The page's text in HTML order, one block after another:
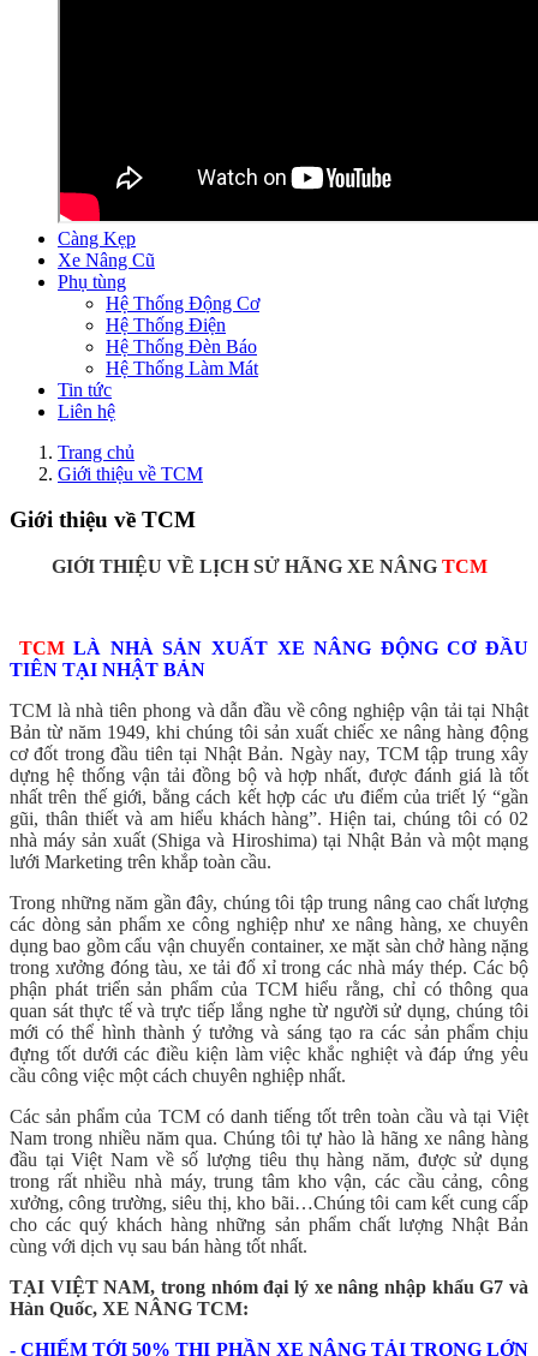
Càng Kẹp
Xe Nâng Cũ
Phụ tùng
Hệ Thống Động Cơ
Hệ Thống Điện
Hệ Thống Đèn Báo
Hệ Thống Làm Mát
Tin tức
Liên hệ
Trang chủ
Giới thiệu về TCM
Giới thiệu về TCM
GIỚI THIỆU VỀ LỊCH SỬ HÃNG XE NÂNG TCM
TCMLÀ NHÀ SẢN XUẤT XE NÂNG ĐỘNG CƠ ĐẦU
TIÊN TẠI NHẬT BẢN
TCM là nhà tiên phong và dẫn đầu về công nghiệp vận tải tại Nhật
Bản từ năm 1949, khi chúng tôi sản xuất chiếc xe nâng hàng động
cơ đốt trong đầu tiên tại Nhật Bản. Ngày nay, TCM tập trung xây
dựng hệ thống vận tải đồng bộ và hợp nhất, được đánh giá là tốt
nhất trên thế giới, bằng cách kết hợp các ưu điểm của triết lý “gần
gũi, thân thiết và am hiểu khách hàng”. Hiện tai, chúng tôi có 02
nhà máy sản xuất (Shiga và Hiroshima) tại Nhật Bản và một mạng
lưới Marketing trên khắp toàn cầu.
Trong những năm gần đây, chúng tôi tập trung nâng cao chất lượng
các dòng sản phẩm xe công nghiệp như xe nâng hàng, xe chuyên
dụng bao gồm cẩu vận chuyển container, xe mặt sàn chở hàng nặng
trong xưởng đóng tàu, xe tải đổ xỉ trong các nhà máy thép. Các bộ
phận phát triển sản phẩm của TCM hiểu rằng, chỉ có thông qua
quan sát thực tế và trực tiếp lắng nghe từ người sử dụng, chúng tôi
mới có thể hình thành ý tưởng và sáng tạo ra các sản phẩm chịu
đựng tốt dưới các điều kiện làm việc khắc nghiệt và đáp ứng yêu
cầu công việc một cách chuyên nghiệp nhất.
Các sản phẩm của TCM có danh tiếng tốt trên toàn cầu và tại Việt
Nam trong nhiều năm qua. Chúng tôi tự hào là hãng xe nâng hàng
đầu tại Việt Nam về số lượng tiêu thụ hàng năm, được sử dụng
trong rất nhiều nhà máy, trung tâm kho vận, các cầu cảng, công
xưởng, công trường, siêu thị, kho bãi…Chúng tôi cam kết cung cấp
cho các quý khách hàng những sản phẩm chất lượng Nhật Bản
cùng với dịch vụ sau bán hàng tốt nhất.
TẠI VIỆT NAM, trong nhóm đại lý xe nâng nhập khẩu G7 và
Hàn Quốc, XE NÂNG TCM:
- CHIẾM TỚI 50% THỊ PHẦN XE NÂNG TẢI TRỌNG LỚN